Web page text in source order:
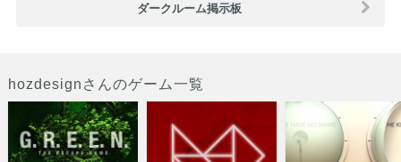
ダークルーム掲示板
hozdesignさんのゲーム一覧